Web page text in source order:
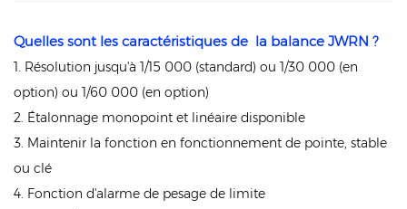
Quelles sont les caractéristiques de la balance JWRN ?
1. Résolution jusqu'à 1/15 000 (standard) ou 1/30 000 (en
option) ou 1/60 000 (en option)
2. Étalonnage monopoint et linéaire disponible
3. Maintenir la fonction en fonctionnement de pointe, stable
ou clé
4. Fonction d'alarme de pesage de limite